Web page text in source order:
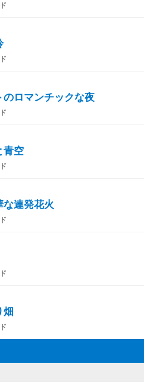
のロマンチックな夜
青空
連発花火
畑